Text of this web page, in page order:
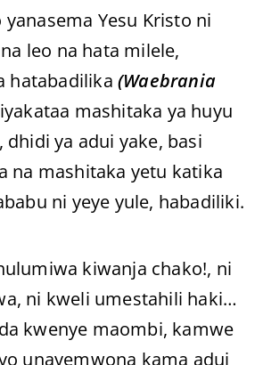
Yesu Kristo ni
leo na hata milele,
hatabadilika (Waebrania
mashitaka ya huyu
ya adui yake, basi
na mashitaka yetu katika
ni yeye yule, habadiliki.
kiwanja chako!, ni
ni kweli umestahili haki…
kwenye maombi, kamwe
unayemwona kama adui